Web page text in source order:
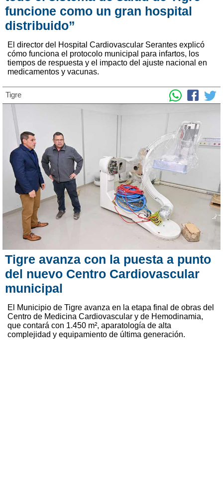
funcione como un gran hospital
distribuido”
El director del Hospital Cardiovascular Serantes explicó
cómo funciona el protocolo municipal para infartos, los
tiempos de respuesta y el impacto del ajuste nacional en
medicamentos y vacunas.
Tigre
Tigre avanza con la puesta a punto
del nuevo Centro Cardiovascular
municipal
El Municipio de Tigre avanza en la etapa final de obras del
Centro de Medicina Cardiovascular y de Hemodinamia,
que contará con 1.450 m², aparatología de alta
complejidad y equipamiento de última generación.